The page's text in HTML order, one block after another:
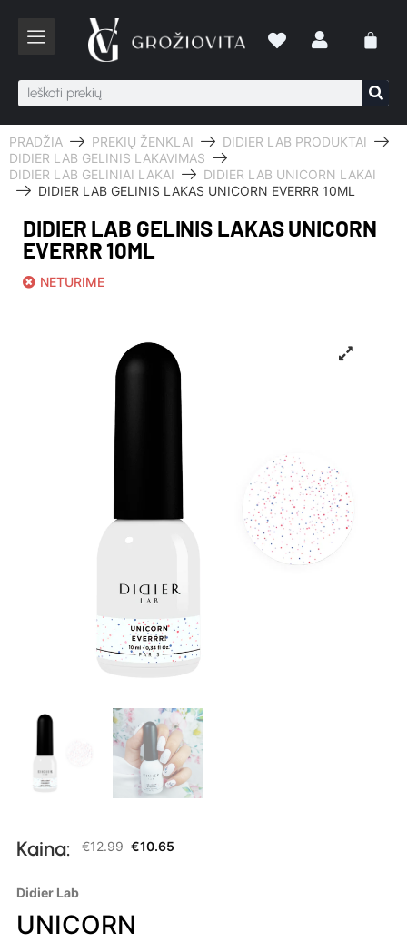
PRADŽIA PREKIŲ ŽENKLAI
DIDIER LAB PRODUKTAI
DIDIER LAB GELINIS LAKAVIMAS
DIDIER LAB GELINIAI LAKAI
DIDIER LAB UNICORN LAKAI
DIDIER LAB GELINIS LAKAS UNICORN EVERRR 10ML
DIDIER LAB GELINIS LAKAS UNICORN
EVERRR 10ML
NETURIME
Kaina: €12.99 €10.65
Didier Lab
UNICORN